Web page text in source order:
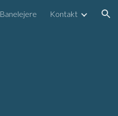
Banelejere Kontakt